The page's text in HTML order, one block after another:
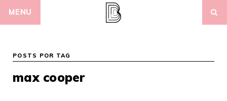
MENU
POSTS POR TAG
max cooper